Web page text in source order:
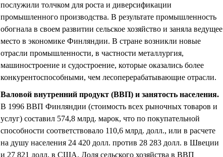
послужили толчком для роста и диверсификации
промышленного производства. В результате промышленность
обогнала в своем развитии сельское хозяйство и заняла ведущее
место в экономике Финляндии. В стране возникли новые
отрасли промышленности, в частности металлургия,
машиностроение и судостроение, которые оказались более
конкурентоспособными, чем лесоперерабатывающие отрасли.
Валовой внутренний продукт (ВВП) и занятость населения.
В 1996 ВВП Финляндии (стоимость всех рыночных товаров и
услуг) составил 574,8 млрд. марок, что по покупательной
способности соответствовало 110,6 млрд. долл., или в расчете
на душу населения 24 420 долл. против 28 283 долл. в Швеции
и 27 821 долл. в США. Доля сельского хозяйства в ВВП